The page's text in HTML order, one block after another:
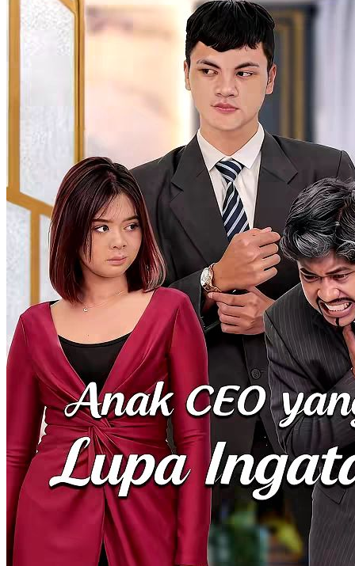
Lilufar yang buta. Sebelum mati, Ablaj dermakan kornea. Lilufar
sembuh, bawa cinta Ablaj abadi.
Kemalangan Kereta
Terjebak Dendam, Terikat Cinta
60 Episodes
Sebuah kebakaran memutus cinta pandangan pertama. Alya
menyelamatkan, tapi Raka—yang hilang ingatan—salah mengira
dan me...Tonton Terjebak Dendam, Terikat Cinta secara gratis di
NetShort. Temukan lebih banyak drama populer.
Terikat Cinta
Hilang IngatanSalah paham
Pakcik Tersayang
51 Episodes
Faiz Zafri, pewaris Syarikat Zafri, hilang ingatan dan hidup susah di
jalanan. Dia menyelamatkan Nurin Zahid, gadis bong...Tonton
Pakcik Tersayang secara free di NetShort. Temui lebih banyak
drama popular.
Hilang Ingatan
Mutiara yang Hilang
Chapters: 66
Wendy dikhianati adik dan tunangannya yang bekerja sama buat
rebut hak waris WIra Grup. Wendy yang lupa ingatan dan punya
mental anak kecil gak sengaja bertemu Angelo. Angelo yang
kasihan mengajak Wendy menikah. Dalam sebuah pesta Wendy di